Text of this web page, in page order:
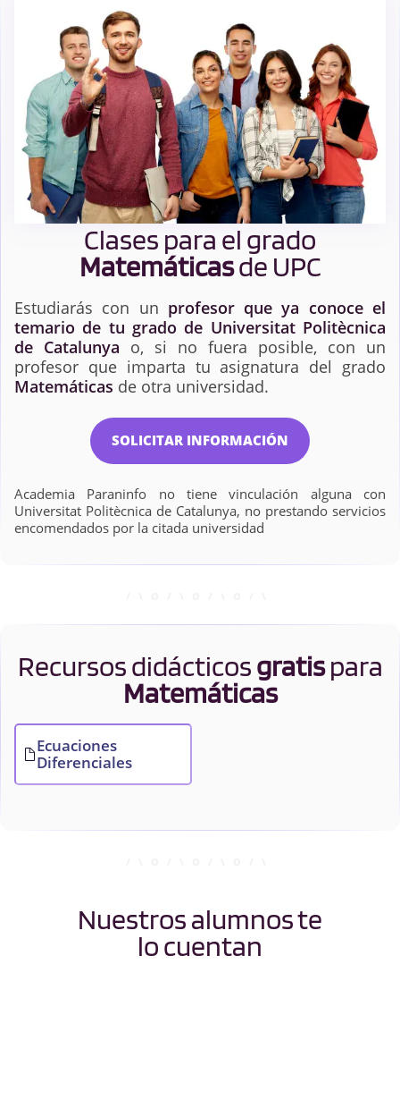
Clases para el grado
Matemáticasde UPC
Estudiarás con un profesor que ya conoce el
temario de tu grado de Universitat Politècnica
de Catalunya o, si no fuera posible, con un
profesor que imparta tu asignatura del grado
Matemáticas de otra universidad.
SOLICITAR INFORMACIÓN
Academia Paraninfo no tiene vinculación alguna con
Universitat Politècnica de Catalunya, no prestando servicios
encomendados por la citada universidad
Recursos didácticosgratispara
Matemáticas
Ecuaciones
Diferenciales
Nuestros alumnos te
lo cuentan